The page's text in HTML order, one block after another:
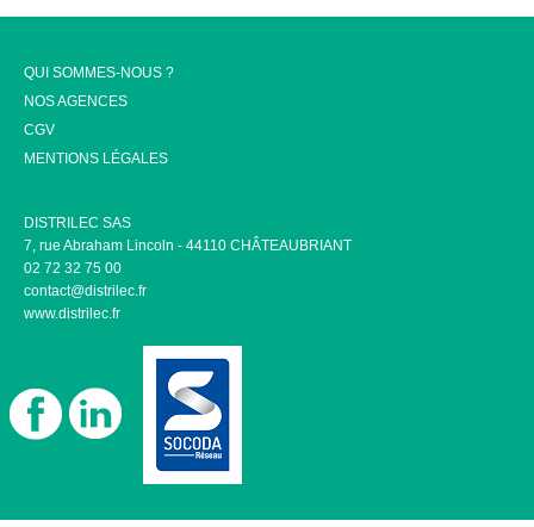
QUI SOMMES-NOUS ?
NOS AGENCES
CGV
MENTIONS LÉGALES
DISTRILEC SAS
7, rue Abraham Lincoln - 44110 CHÂTEAUBRIANT
02 72 32 75 00
contact@distrilec.fr
www.distrilec.fr